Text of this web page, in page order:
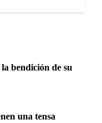
bendición de su
una tensa